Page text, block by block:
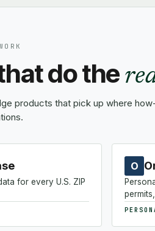
do the
products that pick up where
for every U.S. ZIP
O